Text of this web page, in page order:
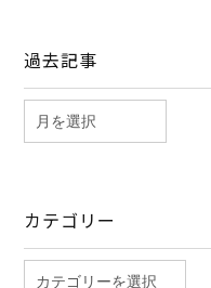
過去記事
カテゴリー